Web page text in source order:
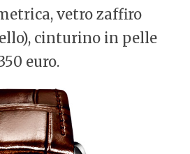
vetro zaffiro
cinturino in pelle
euro.